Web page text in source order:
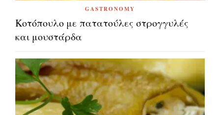
GASTRONOMY
Κοτόπουλο με πατατούλες στρογγυλές
και μουστάρδα